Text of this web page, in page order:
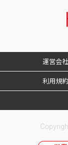
運営会社
利用規約